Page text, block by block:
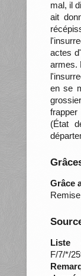
mal, il
ait
actes
armes.
en se
(État
Grâce
Liste
F/7/*/